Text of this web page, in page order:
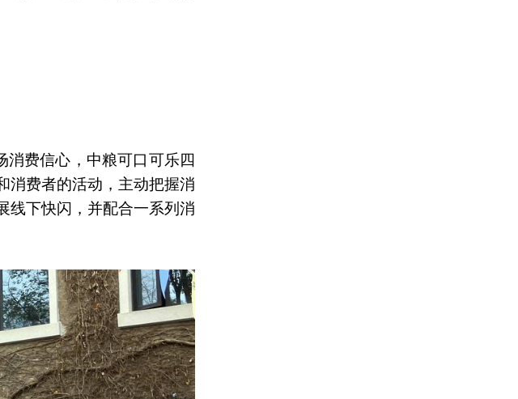
费信心，中粮可口可乐四
消费者的活动，主动把握消
线下快闪，并配合一系列消